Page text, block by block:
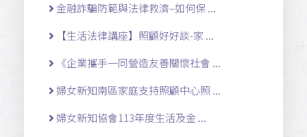
金融詐騙防範與法律救濟–如何保 ...
【生活法律講座】照顧好好談-家 ...
《企業攜手一同營造友善關懷社會 ...
婦女新知南區家庭支持照顧中心照 ...
婦女新知協會113年度生活及金 ...